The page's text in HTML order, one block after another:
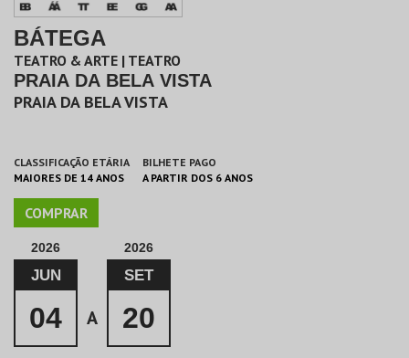
BÁTEGA
TEATRO & ARTE | TEATRO
PRAIA DA BELA VISTA
PRAIA DA BELA VISTA
CLASSIFICAÇÃO ETÁRIA
MAIORES DE 14 ANOS
BILHETE PAGO
A PARTIR DOS 6 ANOS
COMPRAR
2026
JUN
04 A
2026
SET
20